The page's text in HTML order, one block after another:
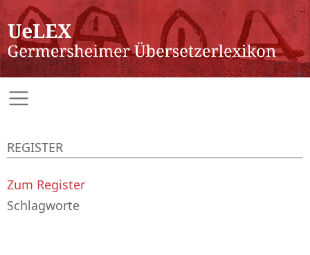
REGISTER
Zum Register
Schlagworte